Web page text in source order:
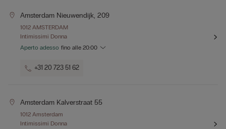
Amsterdam Nieuwendijk, 209
1012 AMSTERDAM
Intimissimi Donna
Aperto adesso fino alle 20:00
+31 20 723 51 62
Amsterdam Kalverstraat 55
1012 Amsterdam
Intimissimi Donna